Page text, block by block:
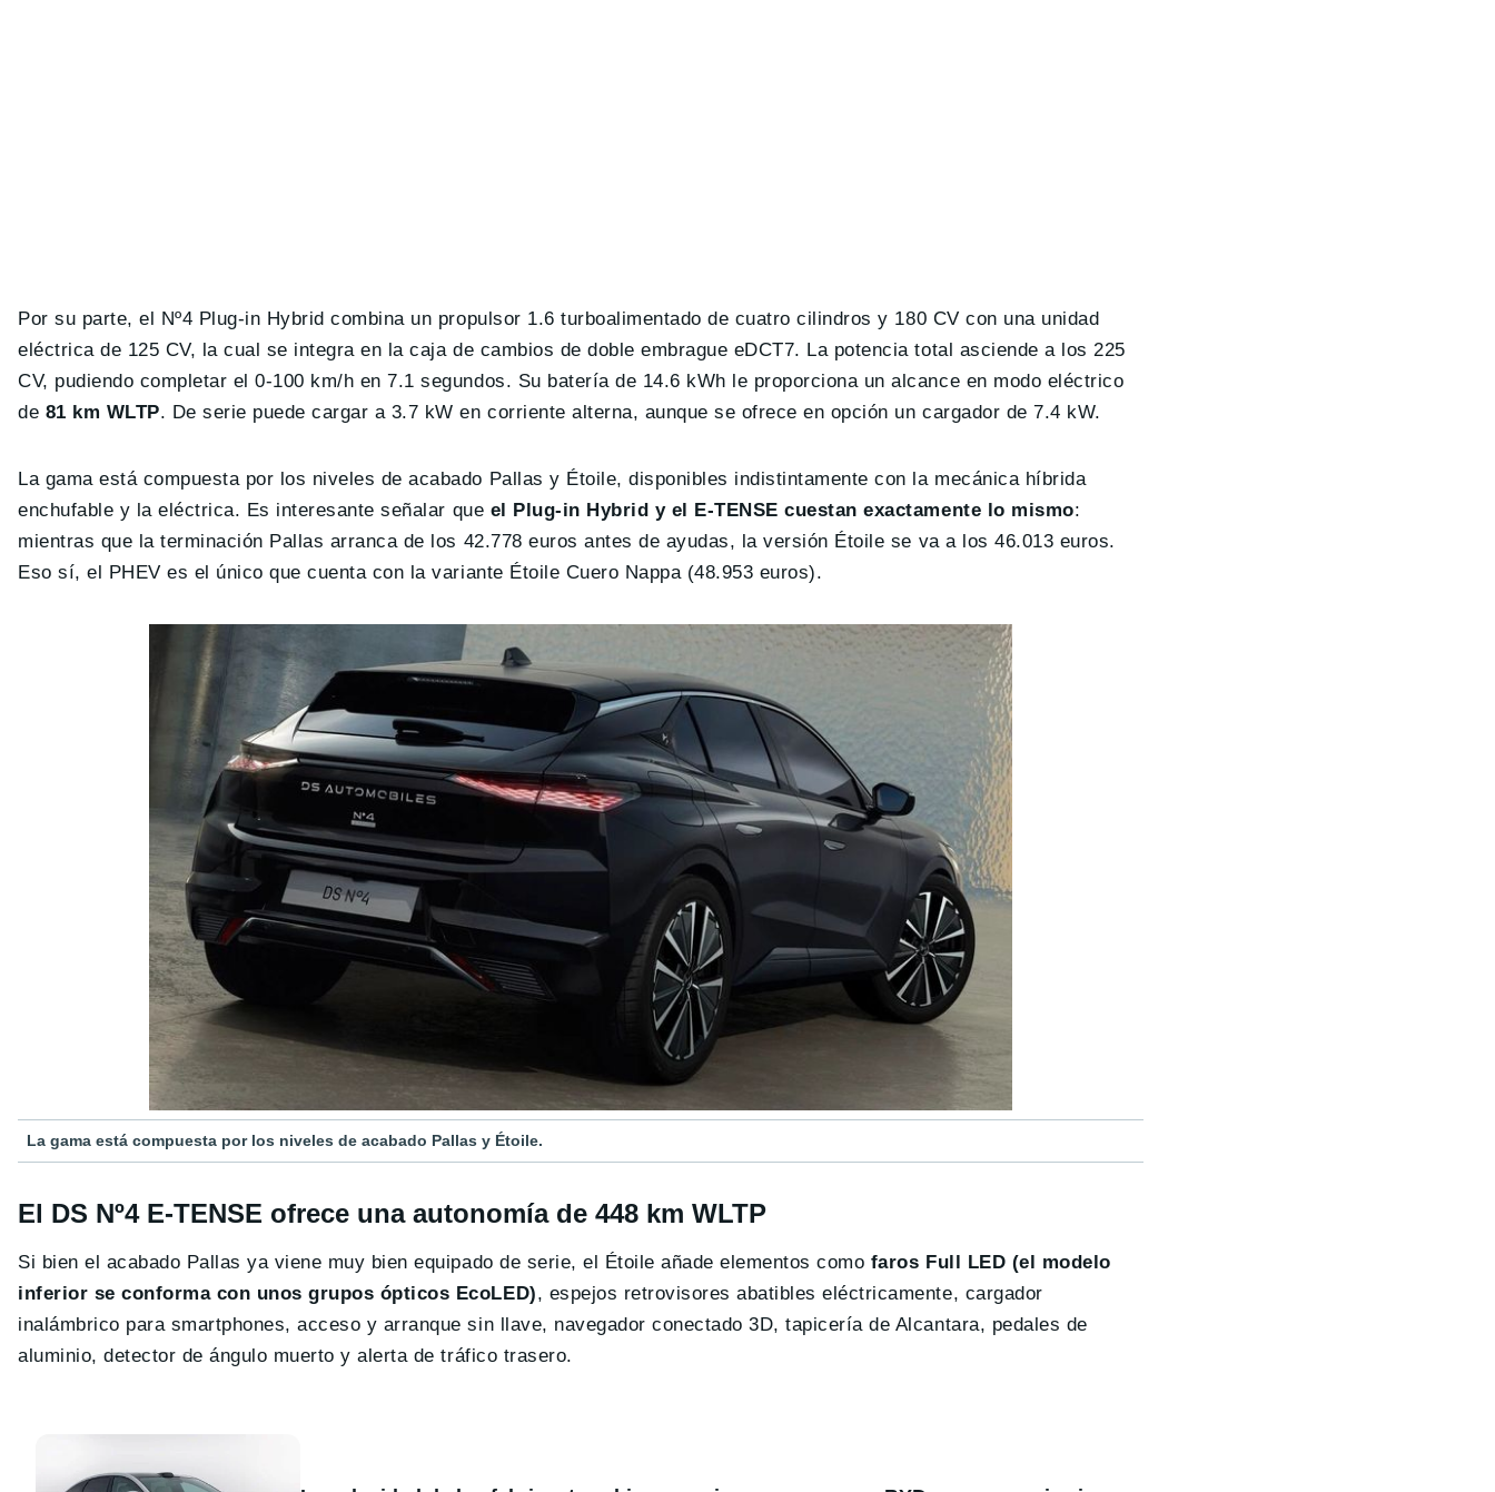
Por su parte, el Nº4 Plug-in Hybrid combina un propulsor 1.6 turboalimentado de cuatro cilindros y 180 CV con una unidad
eléctrica de 125 CV, la cual se integra en la caja de cambios de doble embrague eDCT7. La potencia total asciende a los 225
CV, pudiendo completar el 0-100 km/h en 7.1 segundos. Su batería de 14.6 kWh le proporciona un alcance en modo eléctrico
de 81 km WLTP. De serie puede cargar a 3.7 kW en corriente alterna, aunque se ofrece en opción un cargador de 7.4 kW.
La gama está compuesta por los niveles de acabado Pallas y Étoile, disponibles indistintamente con la mecánica híbrida
enchufable y la eléctrica. Es interesante señalar que el Plug-in Hybrid y el E-TENSE cuestan exactamente lo mismo:
mientras que la terminación Pallas arranca de los 42.778 euros antes de ayudas, la versión Étoile se va a los 46.013 euros.
Eso sí, el PHEV es el único que cuenta con la variante Étoile Cuero Nappa (48.953 euros).
La gama está compuesta por los niveles de acabado Pallas y Étoile.
El DS Nº4 E-TENSE ofrece una autonomía de 448 km WLTP
Si bien el acabado Pallas ya viene muy bien equipado de serie, el Étoile añade elementos como faros Full LED (el modelo
inferior se conforma con unos grupos ópticos EcoLED), espejos retrovisores abatibles eléctricamente, cargador
inalámbrico para smartphones, acceso y arranque sin llave, navegador conectado 3D, tapicería de Alcantara, pedales de
aluminio, detector de ángulo muerto y alerta de tráfico trasero.